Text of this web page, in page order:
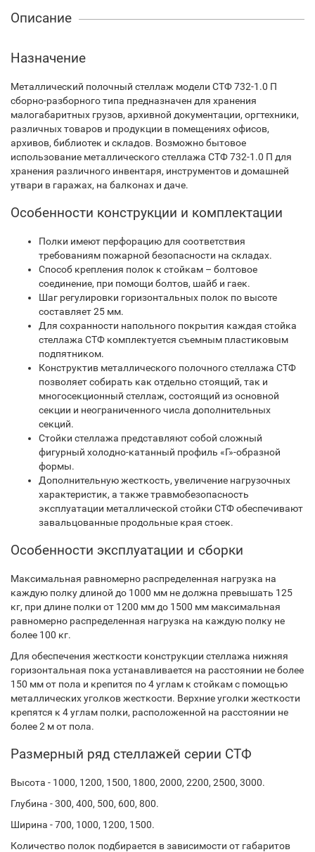
Описание
Назначение
Металлический полочный стеллаж модели СТФ 732-1.0 П
сборно-разборного типа предназначен для хранения
малогабаритных грузов, архивной документации, оргтехники,
различных товаров и продукции в помещениях офисов,
архивов, библиотек и складов. Возможно бытовое
использование металлического стеллажа СТФ 732-1.0 П для
хранения различного инвентаря, инструментов и домашней
утвари в гаражах, на балконах и даче.
Особенности конструкции и комплектации
Полки имеют перфорацию для соответствия
требованиям пожарной безопасности на складах.
Способ крепления полок к стойкам – болтовое
соединение, при помощи болтов, шайб и гаек.
Шаг регулировки горизонтальных полок по высоте
составляет 25 мм.
Для сохранности напольного покрытия каждая стойка
стеллажа СТФ комплектуется съемным пластиковым
подпятником.
Конструктив металлического полочного стеллажа СТФ
позволяет собирать как отдельно стоящий, так и
многосекционный стеллаж, состоящий из основной
секции и неограниченного числа дополнительных
секций.
Стойки стеллажа представляют собой сложный
фигурный холодно-катанный профиль «Г»-образной
формы.
Дополнительную жесткость, увеличение нагрузочных
характеристик, а также травмобезопасность
эксплуатации металлической стойки СТФ обеспечивают
завальцованные продольные края стоек.
Особенности эксплуатации и сборки
Максимальная равномерно распределенная нагрузка на
каждую полку длиной до 1000 мм не должна превышать 125
кг, при длине полки от 1200 мм до 1500 мм максимальная
равномерно распределенная нагрузка на каждую полку не
более 100 кг.
Для обеспечения жесткости конструкции стеллажа нижняя
горизонтальная пока устанавливается на расстоянии не более
150 мм от пола и крепится по 4 углам к стойкам с помощью
металлических уголков жесткости. Верхние уголки жесткости
крепятся к 4 углам полки, расположенной на расстоянии не
более 2 м от пола.
Размерный ряд стеллажей серии СТФ
Высота - 1000, 1200, 1500, 1800, 2000, 2200, 2500, 3000.
Глубина - 300, 400, 500, 600, 800.
Ширина - 700, 1000, 1200, 1500.
Количество полок подбирается в зависимости от габаритов